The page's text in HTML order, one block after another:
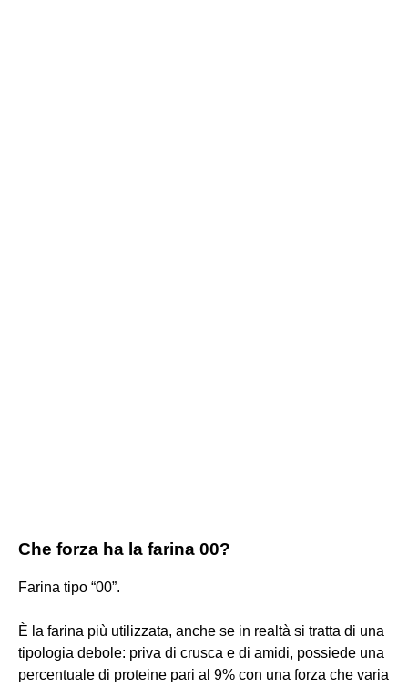
Che forza ha la farina 00?
Farina tipo “00”.
È la farina più utilizzata, anche se in realtà si tratta di una
tipologia debole: priva di crusca e di amidi, possiede una
percentuale di proteine pari al 9% con una forza che varia